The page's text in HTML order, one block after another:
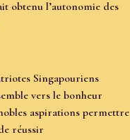
obtenu l’autonomie des
Singapouriens
vers le bonheur
aspirations permettre
réussir